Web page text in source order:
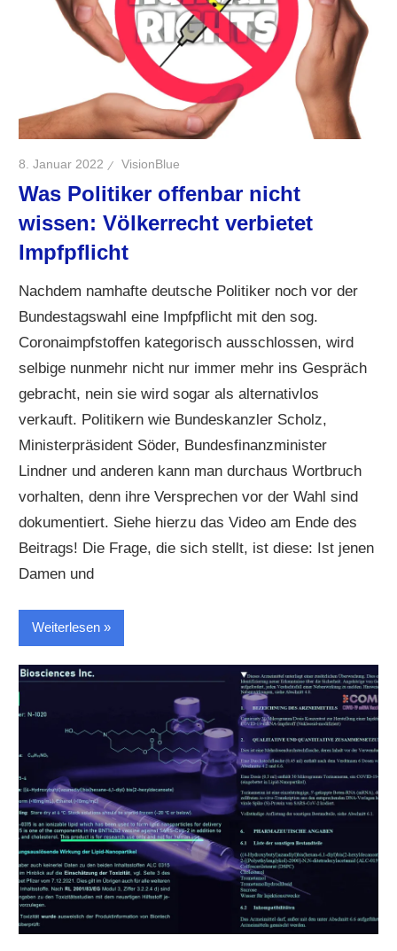
8. Januar 2022 VisionBlue
Was Politiker offenbar nicht
wissen: Völkerrecht verbietet
Impfpflicht
Nachdem namhafte deutsche Politiker noch vor der
Bundestagswahl eine Impfpflicht mit den sog.
Coronaimpfstoffen kategorisch ausschlossen, wird
selbige nunmehr nicht nur immer mehr ins Gespräch
gebracht, nein sie wird sogar als alternativlos
verkauft. Politikern wie Bundeskanzler Scholz,
Ministerpräsident Söder, Bundesfinanzminister
Lindner und anderen kann man durchaus Wortbruch
vorhalten, denn ihre Versprechen vor der Wahl sind
dokumentiert. Siehe hierzu das Video am Ende des
Beitrags! Die Frage, die sich stellt, ist diese: Ist jenen
Damen und
Weiterlesen